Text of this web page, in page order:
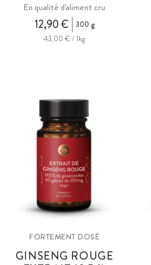
En qualité d'aliment cru
12,90 €
300 g
43,00 € / 1kg
FORTEMENT DOSÉ
GINSENG ROUGE